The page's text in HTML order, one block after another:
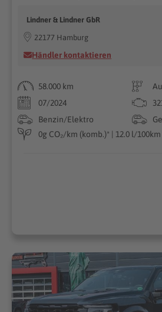
Lindner & Lindner GbR
22177 Hamburg
Händler kontaktieren
58.000 km
07/2024
Benzin/Elektro
0g CO₂/km (komb.)* | 12.0 l/